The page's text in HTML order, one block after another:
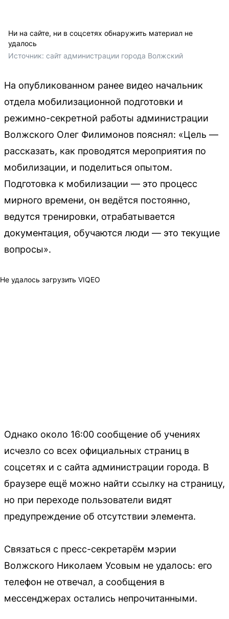
Ни на сайте, ни в соцсетях обнаружить материал не
удалось
Источник: сайт администрации города Волжский
На опубликованном ранее видео начальник
отдела мобилизационной подготовки и
режимно-секретной работы администрации
Волжского Олег Филимонов пояснял: «Цель —
рассказать, как проводятся мероприятия по
мобилизации, и поделиться опытом.
Подготовка к мобилизации — это процесс
мирного времени, он ведётся постоянно,
ведутся тренировки, отрабатывается
документация, обучаются люди — это текущие
вопросы».
Не удалось загрузить VIQEO
Однако около 16:00 сообщение об учениях
исчезло со всех официальных страниц в
соцсетях и с сайта администрации города. В
браузере ещё можно найти ссылку на страницу,
но при переходе пользователи видят
предупреждение об отсутствии элемента.
Связаться с пресс-секретарём мэрии
Волжского Николаем Усовым не удалось: его
телефон не отвечал, а сообщения в
мессенджерах остались непрочитанными.